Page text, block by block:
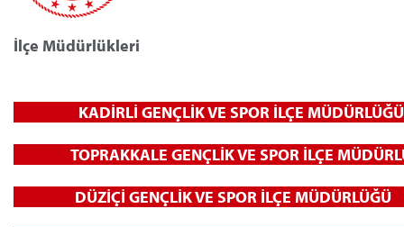
İlçe Müdürlükleri
KADİRLİ GENÇLİK VE SPOR İLÇE
TOPRAKKALE GENÇLİK VE SPOR İLÇE
DÜZİÇİ GENÇLİK VE SPOR İLÇE
Genç Bilgi Sistemi Spor